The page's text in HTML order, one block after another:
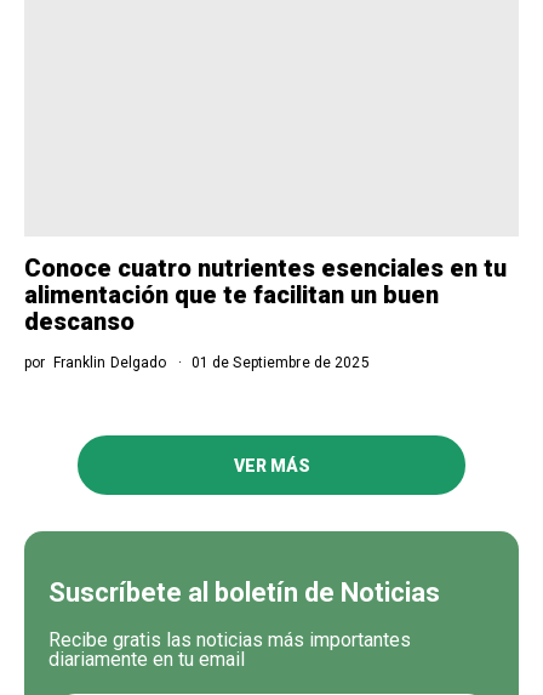
Conoce cuatro nutrientes esenciales en tu
alimentación que te facilitan un buen
descanso
por Franklin Delgado 01 de Septiembre de 2025
VER MÁS
Suscríbete al boletín de Noticias
Recibe gratis las noticias más importantes
diariamente en tu email